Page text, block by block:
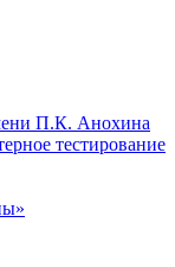
П.К. Анохина
тестирование